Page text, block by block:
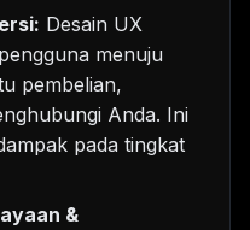
Desain UX
menuju
pembelian,
Anda. Ini
pada tingkat
&